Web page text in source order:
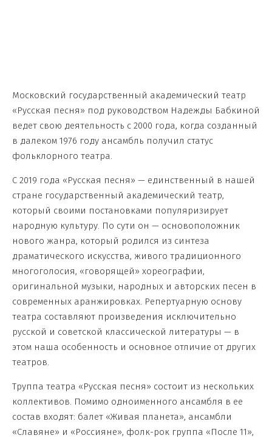
Московский государственный академический театр
«Русская песня» под руководством Надежды Бабкиной
ведет свою деятельность с 2000 года, когда созданный
в далеком 1976 году ансамбль получил статус
фольклорного театра.
С 2019 года «Русская песня» — единственный в нашей
стране государственный академический театр,
который своими постановками популяризирует
народную культуру. По сути он — основоположник
нового жанра, который родился из синтеза
драматического искусства, живого традиционного
многоголосия, «говорящей» хореографии,
оригинальной музыки, народных и авторских песен в
современных аранжировках. Репертуарную основу
театра составляют произведения исключительно
русской и советской классической литературы — в
этом наша особенность и основное отличие от других
театров.
Труппа театра «Русская песня» состоит из нескольких
коллективов. Помимо одноименного ансамбля в ее
состав входят: балет «Живая планета», ансамбли
«Славяне» и «Россияне», фолк-рок группа «После 11»,